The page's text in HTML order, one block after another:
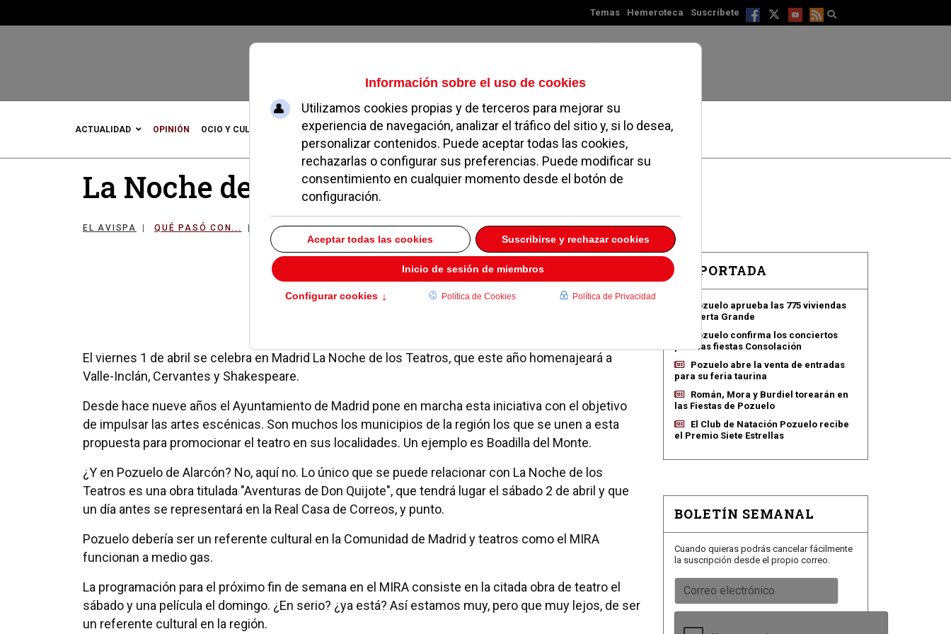
Temas Hemeroteca Suscríbete
Sábado, 08 de agosto de 2026
ACTUALIDAD OPINIÓN OCIO Y CULTURA DEPORTES MADRID NOROESTE SOCIEDAD MAGAZINE SERVICIOS
La Noche de los Teatros en Pozuelo
EL AVISPA QUÉ PASÓ CON... 30 MARZO 2016
El viernes 1 de abril se celebra en Madrid La Noche de los Teatros, que este año homenajeará a
Valle-Inclán, Cervantes y Shakespeare.
Desde hace nueve años el Ayuntamiento de Madrid pone en marcha esta iniciativa con el objetivo
de impulsar las artes escénicas. Son muchos los municipios de la región los que se unen a esta
propuesta para promocionar el teatro en sus localidades. Un ejemplo es Boadilla del Monte.
¿Y en Pozuelo de Alarcón? No, aquí no. Lo único que se puede relacionar con La Noche de los
Teatros es una obra titulada "Aventuras de Don Quijote", que tendrá lugar el sábado 2 de abril y que
un día antes se representará en la Real Casa de Correos, y punto.
Pozuelo debería ser un referente cultural en la Comunidad de Madrid y teatros como el MIRA
funcionan a medio gas.
La programación para el próximo fin de semana en el MIRA consiste en la citada obra de teatro el
sábado y una película el domingo. ¿En serio? ¿ya está? Así estamos muy, pero que muy lejos, de ser
un referente cultural en la región.
EN PORTADA
Pozuelo aprueba las 775 viviendas
de Huerta Grande
Pozuelo confirma los conciertos
para las fiestas Consolación
Pozuelo abre la venta de entradas
para su feria taurina
Román, Mora y Burdiel torearán en
las Fiestas de Pozuelo
El Club de Natación Pozuelo recibe
el Premio Siete Estrellas
BOLETÍN SEMANAL
Cuando quieras podrás cancelar fácilmente
la suscripción desde el propio correo.